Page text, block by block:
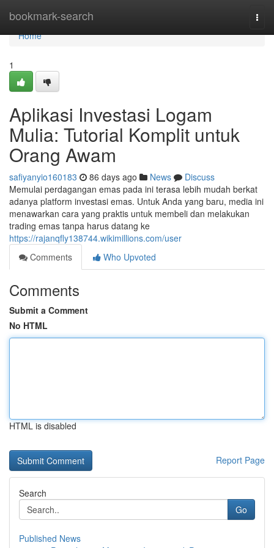
bookmark-search
Home
Home
1
Aplikasi Investasi Logam
Mulia: Tutorial Komplit untuk
Orang Awam
safiyanyio160183 86 days ago News
Discuss
Memulai perdagangan emas pada ini terasa lebih mudah berkat
adanya platform investasi emas. Untuk Anda yang baru, media ini
menawarkan cara yang praktis untuk membeli dan melakukan
trading emas tanpa harus datang ke
https://rajanqfly138744.wikimillions.com/user
Comments
Who Upvoted
Comments
Submit a Comment
No HTML
HTML is disabled
Report Page
Search
Go
Published News